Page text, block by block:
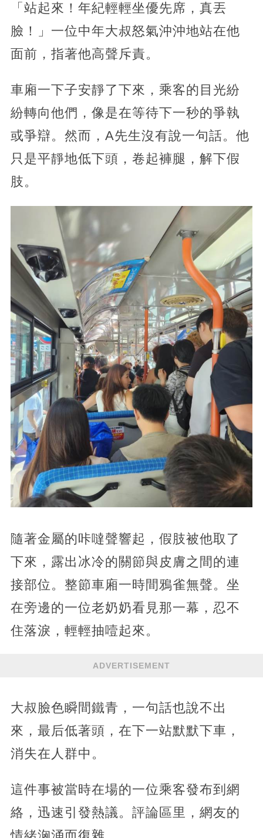
「站起來！年紀輕輕坐優先席，真丟
臉！」一位中年大叔怒氣沖沖地站在他
面前，指著他高聲斥責。
車廂一下子安靜了下來，乘客的目光紛
紛轉向他們，像是在等待下一秒的爭執
或爭辯。然而，A先生沒有說一句話。他
只是平靜地低下頭，卷起褲腿，解下假
肢。
隨著金屬的咔噠聲響起，假肢被他取了
下來，露出冰冷的關節與皮膚之間的連
接部位。整節車廂一時間鴉雀無聲。坐
在旁邊的一位老奶奶看見那一幕，忍不
住落淚，輕輕抽噎起來。
ADVERTISEMENT
大叔臉色瞬間鐵青，一句話也說不出
來，最后低著頭，在下一站默默下車，
消失在人群中。
這件事被當時在場的一位乘客發布到網
絡，迅速引發熱議。評論區里，網友的